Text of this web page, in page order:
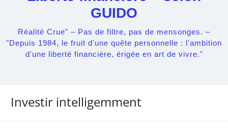
GUIDO
Réalité Crue" – Pas de filtre, pas de mensonges. –
"Depuis 1984, le fruit d'une quête personnelle : l'ambition
d'une liberté financière, érigée en art de vivre."
Investir intelligemment